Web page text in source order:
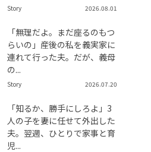
Story 2026.08.01
「無理だよ。まだ座るのもつ
らいの」産後の私を義実家に
連れて行った夫。だが、義母
の...
Story 2026.07.20
「知るか、勝手にしろよ」3
人の子を妻に任せて外出した
夫。翌週、ひとりで家事と育
児...